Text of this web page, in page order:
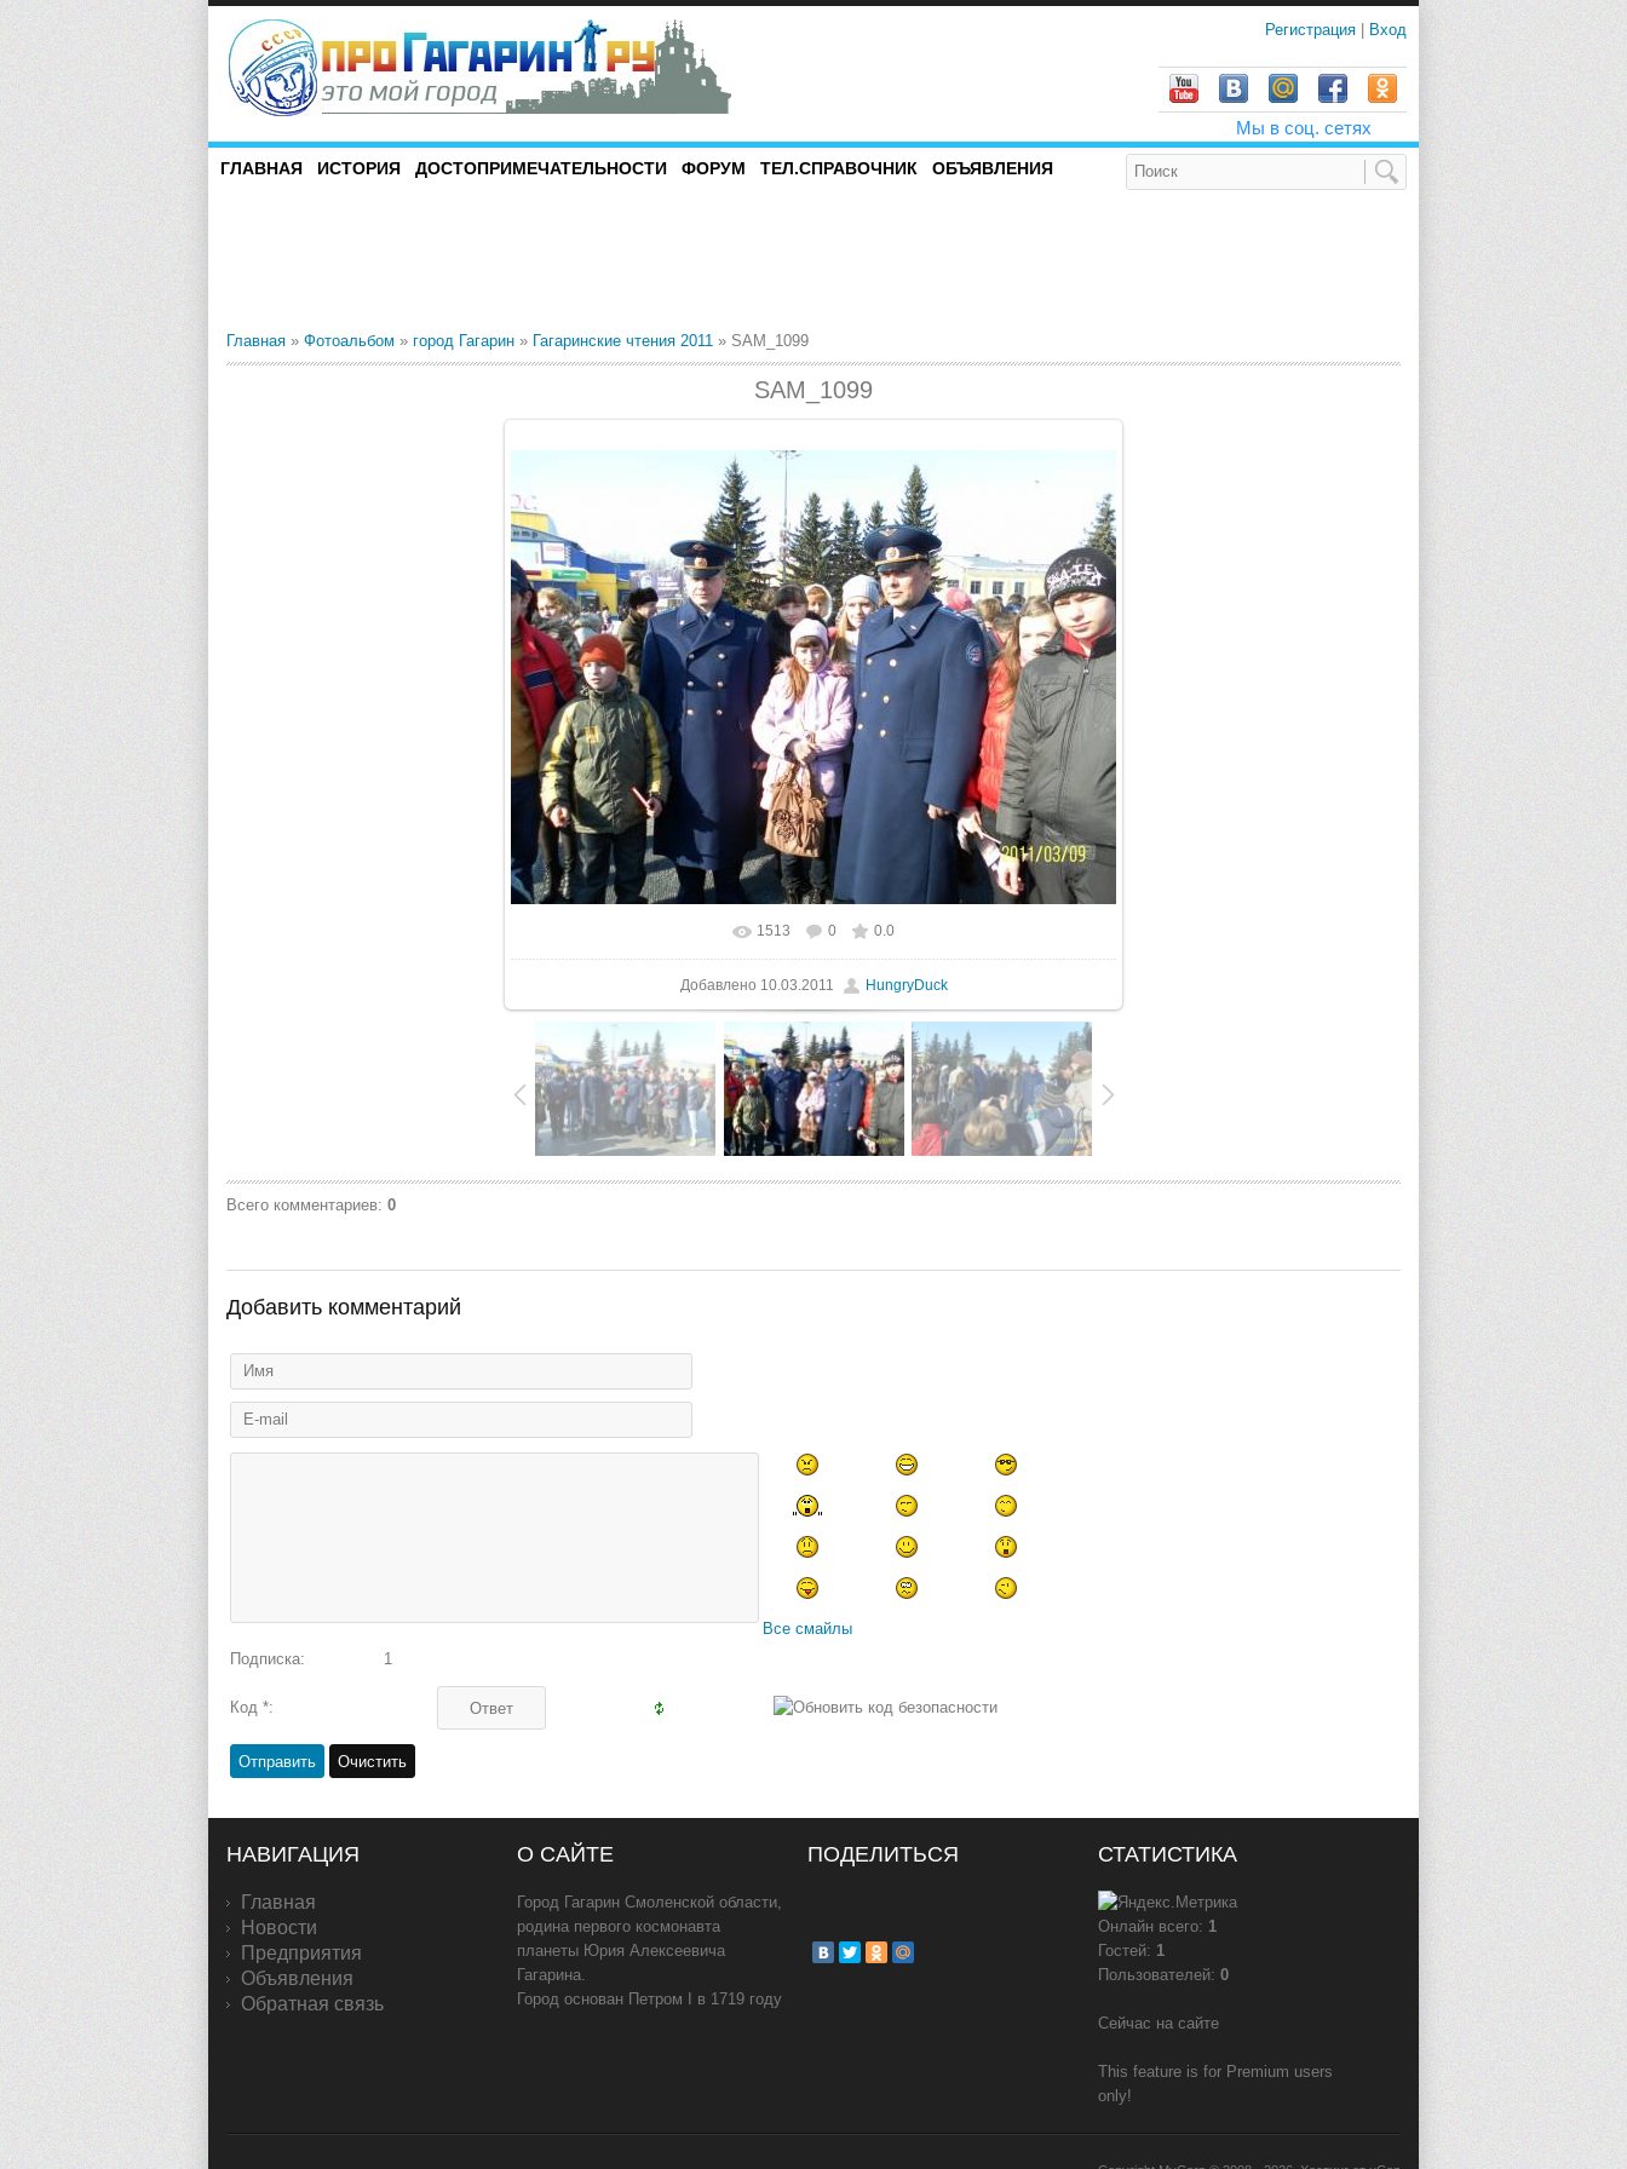
Регистрация Вход
Мы в соц. сетях
ГЛАВНАЯ ИСТОРИЯ ДОСТОПРИМЕЧАТЕЛЬНОСТИ ФОРУМ ТЕЛ.СПРАВОЧНИК ОБЪЯВЛЕНИЯ
Главная » Фотоальбом » город Гагарин » Гагаринские чтения 2011 » SAM_1099
SAM_1099
В реальном размере 1024x768
1513 0 0.0
Добавлено 10.03.2011 HungryDuck
Всего комментариев: 0
Добавить комментарий
Все смайлы
Подписка:
1
Код *:
НАВИГАЦИЯ
Главная
Новости
Предприятия
Объявления
Обратная связь
О САЙТЕ
Город Гагарин Смоленской области,
родина первого космонавта
планеты Юрия Алексеевича
Гагарина.
Город основан Петром I в 1719 году
ПОДЕЛИТЬСЯ СТАТИСТИКА
Онлайн всего: 1
Гостей: 1
Пользователей: 0
Сейчас на сайте
This feature is for Premium users
only!